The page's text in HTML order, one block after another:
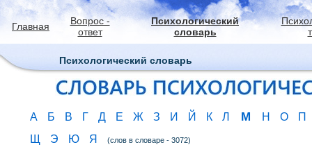
Главная
Вопрос -
ответ
Психологический
словарь
Психологический словарь
А Б В Г Д Е Ж З И Й К Л М Н О
П
Щ
Э Ю Я (слов в словаре - 3072)